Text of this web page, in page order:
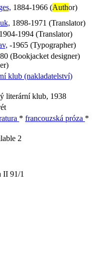
1884-1966 (Author)
1898-1971 (Translator)
1904-1994 (Translator)
-1965 (Typographer)
(Bookjacket designer)
klub (nakladatelství)
literární klub, 1938
* francouzská próza *
2
II 91/1